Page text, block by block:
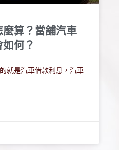
算？當舖汽車
何？
就是汽車借款利息，汽車